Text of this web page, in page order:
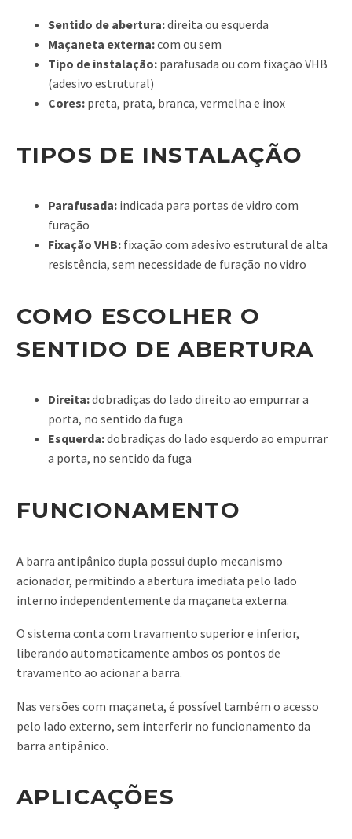
Sentido de abertura:direita ou esquerda
Maçaneta externa:com ou sem
Tipo de instalação: parafusada ou com fixação VHB
(adesivo estrutural)
Cores: preta, prata, branca, vermelha e inox
TIPOS DE INSTALAÇÃO
Parafusada: indicada para portas de vidro com
furação
Fixação VHB: fixação com adesivo estrutural de alta
resistência, sem necessidade de furação no vidro
COMO ESCOLHER O
SENTIDO DE ABERTURA
Direita:dobradiças do lado direito ao empurrar a
porta, no sentido da fuga
Esquerda:dobradiças do lado esquerdo ao empurrar
a porta, no sentido da fuga
FUNCIONAMENTO
A barra antipânico dupla possui duplo mecanismo
acionador, permitindo a abertura imediata pelo lado
interno independentemente da maçaneta externa.
O sistema conta com travamento superior e inferior,
liberando automaticamente ambos os pontos de
travamento ao acionar a barra.
Nas versões com maçaneta, é possível também o acesso
pelo lado externo, sem interferir no funcionamento da
barra antipânico.
APLICAÇÕES